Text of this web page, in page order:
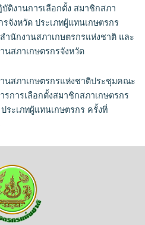
ติงานการเลือกตั้ง สมาชิกสภา
รจังหวัด ประเภทผู้แทนเกษตรกร
ำนักงานสภาเกษตรกรแห่งชาติ และ
นสภาเกษตรกรจังหวัด
นสภาเกษตรกรแห่งชาติประชุมคณะ
รการเลือกตั้งสมาชิกสภาเกษตรกร
ประเภทผู้แทนเกษตรกร ครั้งที่